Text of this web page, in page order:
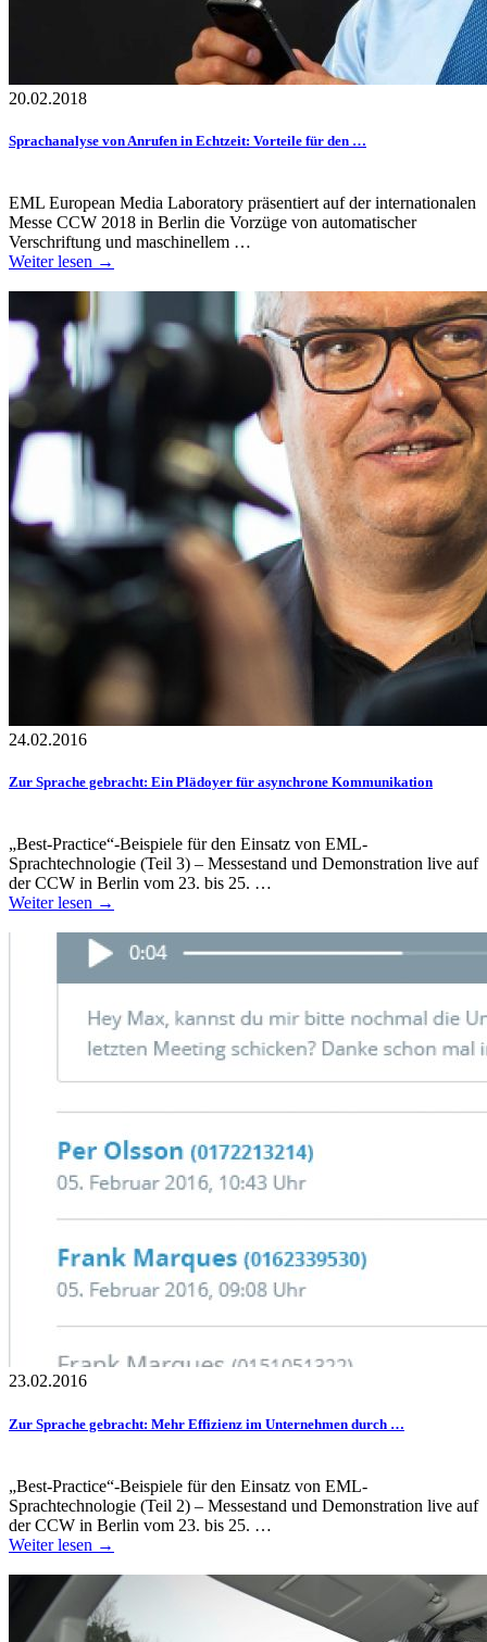
20.02.2018
Sprachanalyse von Anrufen in Echtzeit: Vorteile für den …
EML European Media Laboratory präsentiert auf der internationalen
Messe CCW 2018 in Berlin die Vorzüge von automatischer
Verschriftung und maschinellem …
Weiter lesen →
24.02.2016
Zur Sprache gebracht: Ein Plädoyer für asynchrone Kommunikation
„Best-Practice“-Beispiele für den Einsatz von EML-
Sprachtechnologie (Teil 3) – Messestand und Demonstration live auf
der CCW in Berlin vom 23. bis 25. …
Weiter lesen →
23.02.2016
Zur Sprache gebracht: Mehr Effizienz im Unternehmen durch …
„Best-Practice“-Beispiele für den Einsatz von EML-
Sprachtechnologie (Teil 2) – Messestand und Demonstration live auf
der CCW in Berlin vom 23. bis 25. …
Weiter lesen →